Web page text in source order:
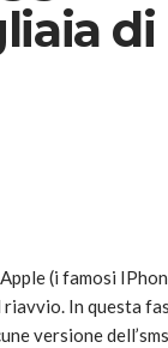
di
(i famosi
In questa
versione
tennis
per